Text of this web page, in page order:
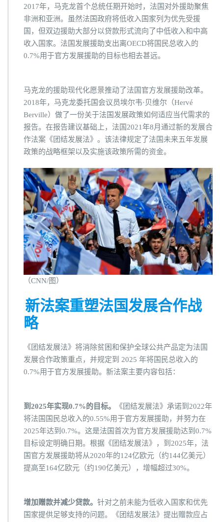
2017年，马克龙首个总统任期开始时，法国对外援助聚焦
非洲和亚洲。虽然法国政府将低收入国家列为优先受援
国，但双边援助大部分以贷款形式流向了中低收入和中高
收入国家。法国发展援助支出离OECD将国民总收入的
0.7%用于官方发展援助的目标也相去甚远。
马克龙的援助现代化愿景推动了法国官方发展援助改革。
2018年，马克龙委托国会议员埃尔韦·贝维尔（Hervé
Berville）做了一份关于法国发展政策如何适应当代需求的
报告。在报告建议基础上，法国2021年8月通过新的发展合
作法案《团结发展法》。该法律规定了法国未来五年发展
政策的战略框架以及实施该政策所需的资金。
（CNN/图）
新法案重塑法国发展合作战
略
《团结发展法》将消除贫困和保护全球公共产品定为法国
发展合作政策重点，并规定到 2025 年将国民总收入的
0.7%用于官方发展援助。新法案主要内容包括：
到2025年实现0.7%的目标。
《团结发展法》承诺到2022年
将法国国民总收入的0.55%用于官方发展援助，并努力在
2025年达到0.7%。这是法国首次为官方发展援助达到0.7%
目标设定明确日期。根据《团结发展法》，到2025年，法
国官方发展援助将从2020年的124亿欧元（约144亿美元）
提高至164亿欧元（约190亿美元），增幅超过30%。
增加赠款并减少贷款。 针对之前未能为低收入国家和优先
国家提供足够支持的问题。《团结发展法》提出赠款应占